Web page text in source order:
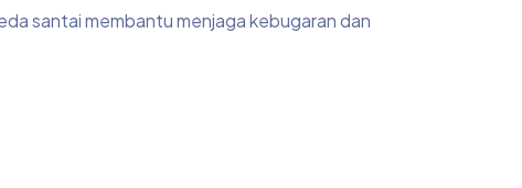
santai membantu menjaga kebugaran dan